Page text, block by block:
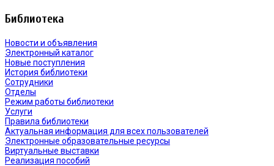
Библиотека
Новости и объявления
Электронный каталог
Новые поступления
История библиотеки
Сотрудники
Отделы
Режим работы библиотеки
Услуги
Правила библиотеки
Актуальная информация для всех пользователей
Электронные образовательные ресурсы
Виртуальные выставки
Реализация пособий